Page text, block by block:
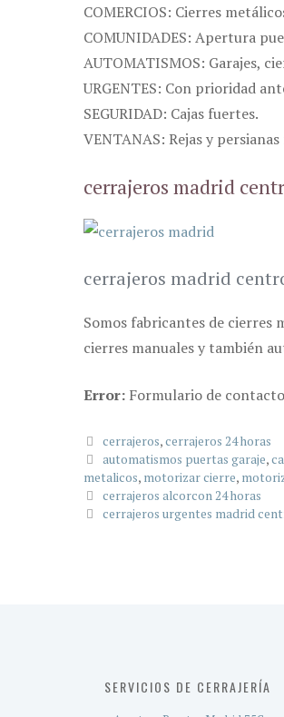
COMERCIOS: Cierres
COMUNIDADES: Apertura
AUTOMATISMOS: Garajes,
URGENTES: Con prioridad
SEGURIDAD: Cajas fuertes.
VENTANAS: Rejas y
cerrajeros madrid
cerrajeros madrid
Somos fabricantes de
cierres manuales y también
Error: Formulario de
Categorías
cerrajeros,cerrajeros 24 horas
Etiquetas
automatismos puertas garaje,
metalicos, motorizar cierre,
cerrajeros alcorcon 24 horas
cerrajeros urgentes madrid
SERVICIOS DE CERRAJERÍA